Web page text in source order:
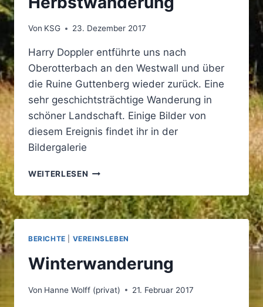
Von KSG 23. Dezember 2017
Harry Doppler entführte uns nach
Oberotterbach an den Westwall und über
die Ruine Guttenberg wieder zurück. Eine
sehr geschichtsträchtige Wanderung in
schöner Landschaft. Einige Bilder von
diesem Ereignis findet ihr in der
Bildergalerie
WEITERLESEN HERBSTWANDERUNG
BERICHTE VEREINSLEBEN
Winterwanderung
Von Hanne Wolff (privat) 21. Februar 2017